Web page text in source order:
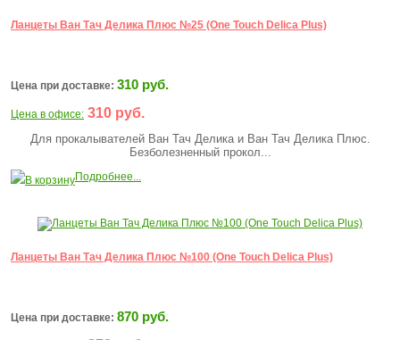
Ланцеты Ван Тач Делика Плюс №25 (One Touch Delica Plus)
Цена при доставке: 310 руб.
Цена в офисе: 310 руб.
Для прокалывателей Ван Тач Делика и Ван Тач Делика Плюс.
Безболезненный прокол...
В корзинуПодробнее...
Ланцеты Ван Тач Делика Плюс №100 (One Touch Delica Plus)
Цена при доставке: 870 руб.